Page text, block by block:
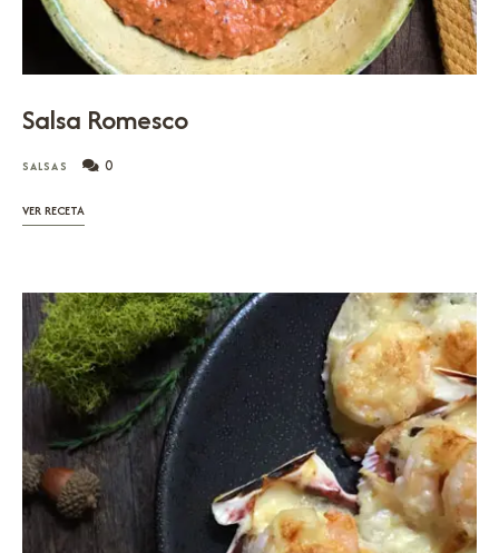
Salsa Romesco
SALSAS 0
VER RECETA